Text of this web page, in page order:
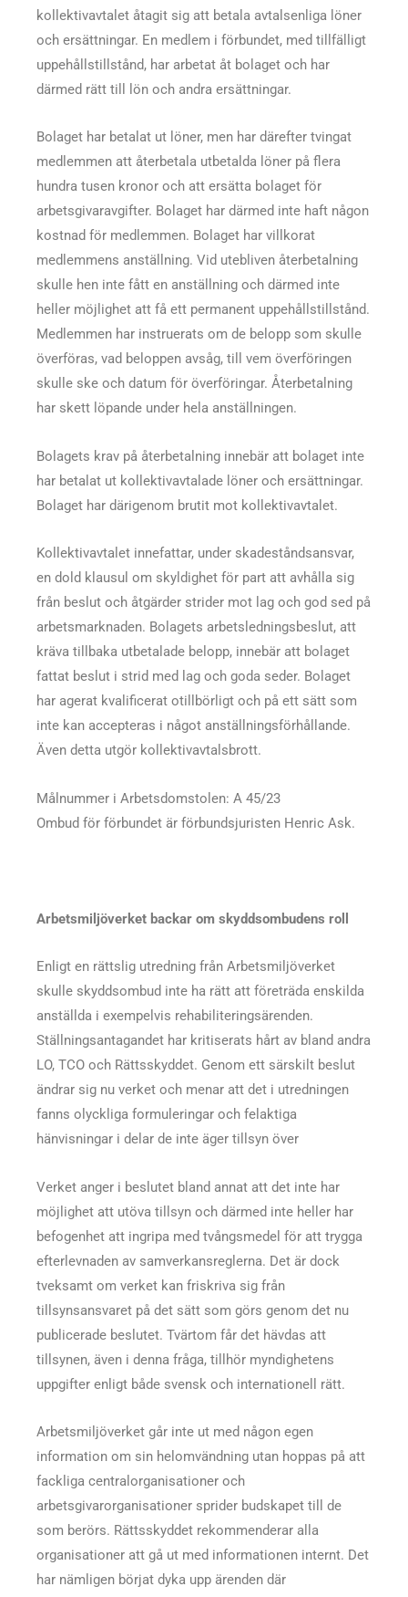
kollektivavtalet åtagit sig att betala avtalsenliga löner
och ersättningar. En medlem i förbundet, med tillfälligt
uppehållstillstånd, har arbetat åt bolaget och har
därmed rätt till lön och andra ersättningar.
Bolaget har betalat ut löner, men har därefter tvingat
medlemmen att återbetala utbetalda löner på flera
hundra tusen kronor och att ersätta bolaget för
arbetsgivaravgifter. Bolaget har därmed inte haft någon
kostnad för medlemmen. Bolaget har villkorat
medlemmens anställning. Vid utebliven återbetalning
skulle hen inte fått en anställning och därmed inte
heller möjlighet att få ett permanent uppehållstillstånd.
Medlemmen har instruerats om de belopp som skulle
överföras, vad beloppen avsåg, till vem överföringen
skulle ske och datum för överföringar. Återbetalning
har skett löpande under hela anställningen.
Bolagets krav på återbetalning innebär att bolaget inte
har betalat ut kollektivavtalade löner och ersättningar.
Bolaget har därigenom brutit mot kollektivavtalet.
Kollektivavtalet innefattar, under skadeståndsansvar,
en dold klausul om skyldighet för part att avhålla sig
från beslut och åtgärder strider mot lag och god sed på
arbetsmarknaden. Bolagets arbetsledningsbeslut, att
kräva tillbaka utbetalade belopp, innebär att bolaget
fattat beslut i strid med lag och goda seder. Bolaget
har agerat kvalificerat otillbörligt och på ett sätt som
inte kan accepteras i något anställningsförhållande.
Även detta utgör kollektivavtalsbrott.
Målnummer i Arbetsdomstolen: A 45/23
Ombud för förbundet är förbundsjuristen Henric Ask.
Arbetsmiljöverket backar om skyddsombudens roll
Enligt en rättslig utredning från Arbetsmiljöverket
skulle skyddsombud inte ha rätt att företräda enskilda
anställda i exempelvis rehabiliteringsärenden.
Ställningsantagandet har kritiserats hårt av bland andra
LO, TCO och Rättsskyddet. Genom ett särskilt beslut
ändrar sig nu verket och menar att det i utredningen
fanns olyckliga formuleringar och felaktiga
hänvisningar i delar de inte äger tillsyn över
Verket anger i beslutet bland annat att det inte har
möjlighet att utöva tillsyn och därmed inte heller har
befogenhet att ingripa med tvångsmedel för att trygga
efterlevnaden av samverkansreglerna. Det är dock
tveksamt om verket kan friskriva sig från
tillsynsansvaret på det sätt som görs genom det nu
publicerade beslutet. Tvärtom får det hävdas att
tillsynen, även i denna fråga, tillhör myndighetens
uppgifter enligt både svensk och internationell rätt.
Arbetsmiljöverket går inte ut med någon egen
information om sin helomvändning utan hoppas på att
fackliga centralorganisationer och
arbetsgivarorganisationer sprider budskapet till de
som berörs. Rättsskyddet rekommenderar alla
organisationer att gå ut med informationen internt. Det
har nämligen börjat dyka upp ärenden där